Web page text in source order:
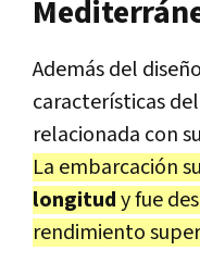
Además del
características
relacionada con
La embarcación
longitudy fue
rendimiento